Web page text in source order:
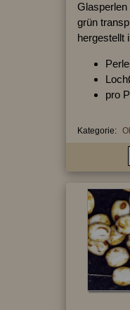
Glasperlen
grün
hergestellt
pro
Kategorie: